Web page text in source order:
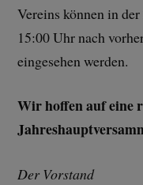
Vereins können in
15:00 Uhr nach
eingesehen werden.
Wir hoffen auf eine
Der Vorstand